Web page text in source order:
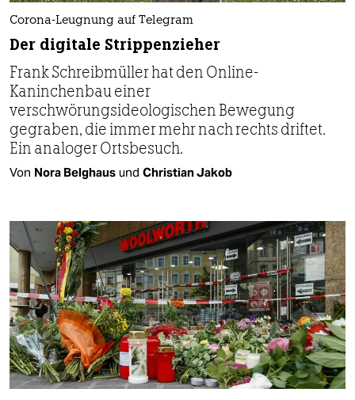
Corona-Leugnung auf Telegram
Der digitale Strippenzieher
Frank Schreibmüller hat den Online-
Kaninchenbau einer
verschwörungsideologischen Bewegung
gegraben, die immer mehr nach rechts driftet.
Ein analoger Ortsbesuch.
Von Nora Belghaus und Christian Jakob